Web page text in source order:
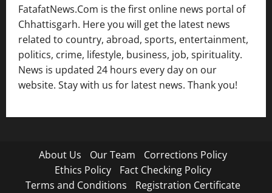
FatafatNews.Com is the first online news portal of
Chhattisgarh. Here you will get the latest news
related to country, abroad, sports, entertainment,
politics, crime, lifestyle, business, job, spirituality.
News is updated 24 hours every day on our
website. Stay with us for latest news. Thank you!
About Us Our Team
Corrections Policy
Ethics Policy
Fact Checking Policy
Terms and Conditions
Registration Certificate